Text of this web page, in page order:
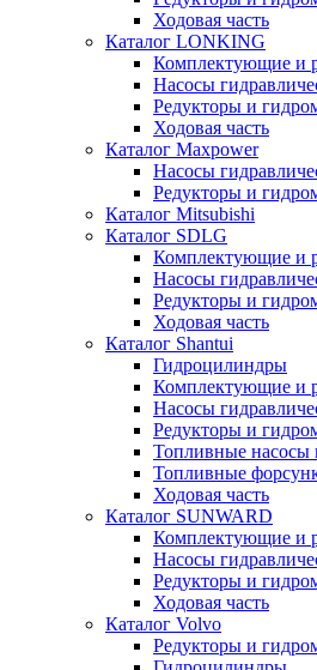
Ходовая часть
Каталог LONKING
Комплектующие и
Насосы
Редукторы и
Ходовая часть
Каталог Maxpower
Насосы
Редукторы и
Каталог Mitsubishi
Каталог SDLG
Комплектующие и
Насосы
Редукторы и
Ходовая часть
Каталог Shantui
Гидроцилиндры
Комплектующие и
Насосы
Редукторы и
Топливные насосы
Топливные
Ходовая часть
Каталог SUNWARD
Комплектующие и
Насосы
Редукторы и
Ходовая часть
Каталог Volvo
Редукторы и